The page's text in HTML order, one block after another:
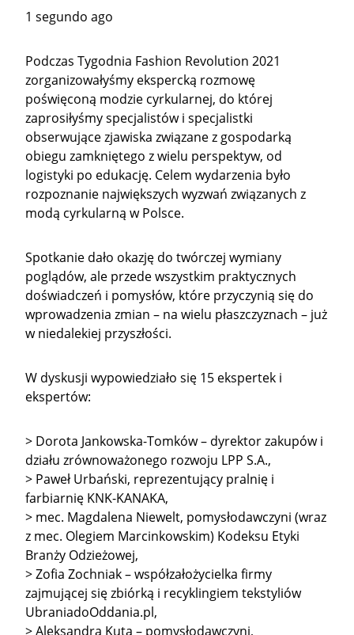
1 segundo ago
Podczas Tygodnia Fashion Revolution 2021
zorganizowałyśmy ekspercką rozmowę
poświęconą modzie cyrkularnej, do której
zaprosiłyśmy specjalistów i specjalistki
obserwujące zjawiska związane z gospodarką
obiegu zamkniętego z wielu perspektyw, od
logistyki po edukację. Celem wydarzenia było
rozpoznanie największych wyzwań związanych z
modą cyrkularną w Polsce.
Spotkanie dało okazję do twórczej wymiany
poglądów, ale przede wszystkim praktycznych
doświadczeń i pomysłów, które przyczynią się do
wprowadzenia zmian – na wielu płaszczyznach – już
w niedalekiej przyszłości.
W dyskusji wypowiedziało się 15 ekspertek i
ekspertów:
> Dorota Jankowska-Tomków – dyrektor zakupów i
działu zrównoważonego rozwoju LPP S.A.,
> Paweł Urbański, reprezentujący pralnię i
farbiarnię KNK-KANAKA,
> mec. Magdalena Niewelt, pomysłodawczyni (wraz
z mec. Olegiem Marcinkowskim) Kodeksu Etyki
Branży Odzieżowej,
> Zofia Zochniak – współzałożycielka firmy
zajmującej się zbiórką i recyklingiem tekstyliów
UbraniadoOddania.pl,
> Aleksandra Kuta – pomysłodawczyni,